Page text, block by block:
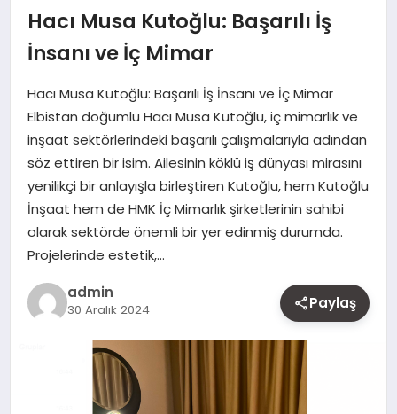
SPOR
EKONOMI
TEKNOLOJI
EĞITIM
MAGAZIN
YAŞAM
OTOMOBIL
Hacı Musa Kutoğlu: Başarılı İş
İnsanı ve İç Mimar
Hacı Musa Kutoğlu: Başarılı İş İnsanı ve İç Mimar
Elbistan doğumlu Hacı Musa Kutoğlu, iç mimarlık ve
inşaat sektörlerindeki başarılı çalışmalarıyla adından
söz ettiren bir isim. Ailesinin köklü iş dünyası mirasını
yenilikçi bir anlayışla birleştiren Kutoğlu, hem Kutoğlu
İnşaat hem de HMK İç Mimarlık şirketlerinin sahibi
olarak sektörde önemli bir yer edinmiş durumda.
Projelerinde estetik,…
admin
30 Aralık 2024 Paylaş